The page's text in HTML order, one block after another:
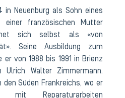
in Neuenburg als Sohn eines
einer französischen Mutter
sich selbst als «von
Seine Ausbildung zum
er von 1988 bis 1991 in Brienz
Walter Zimmermann.
Süden Frankreichs, wo er
mit Reparaturarbeiten